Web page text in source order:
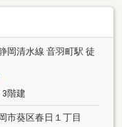
岡清水線 音羽町駅 徒
階建
市葵区春日１丁目